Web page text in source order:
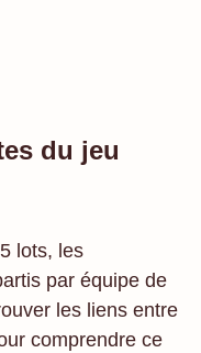
du jeu
lots, les
par équipe de
les liens entre
comprendre ce